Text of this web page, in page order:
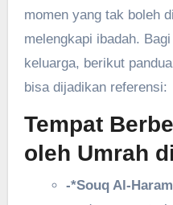
momen yang tak boleh
melengkapi ibadah.
keluarga, berikut
bisa dijadikan referensi:
Tempat
oleh Umrah
-*Souq Al-Haram